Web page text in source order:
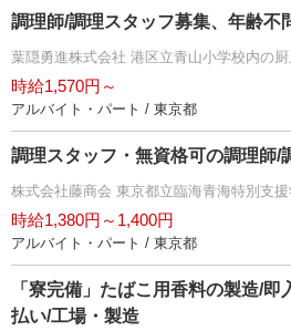
調理師/調理スタッフ募集、年齢不
葉隠勇進株式会社 港区立青山小学校内の
時給1,570円～
アルバイト・パート / 東京都
調理スタッフ・無資格可の調理師/
株式会社藤商会 東京都立臨海青海特別支
時給1,380円～1,400円
アルバイト・パート / 東京都
「寮完備」たばこ用香料の製造/即
払い/工場・製造